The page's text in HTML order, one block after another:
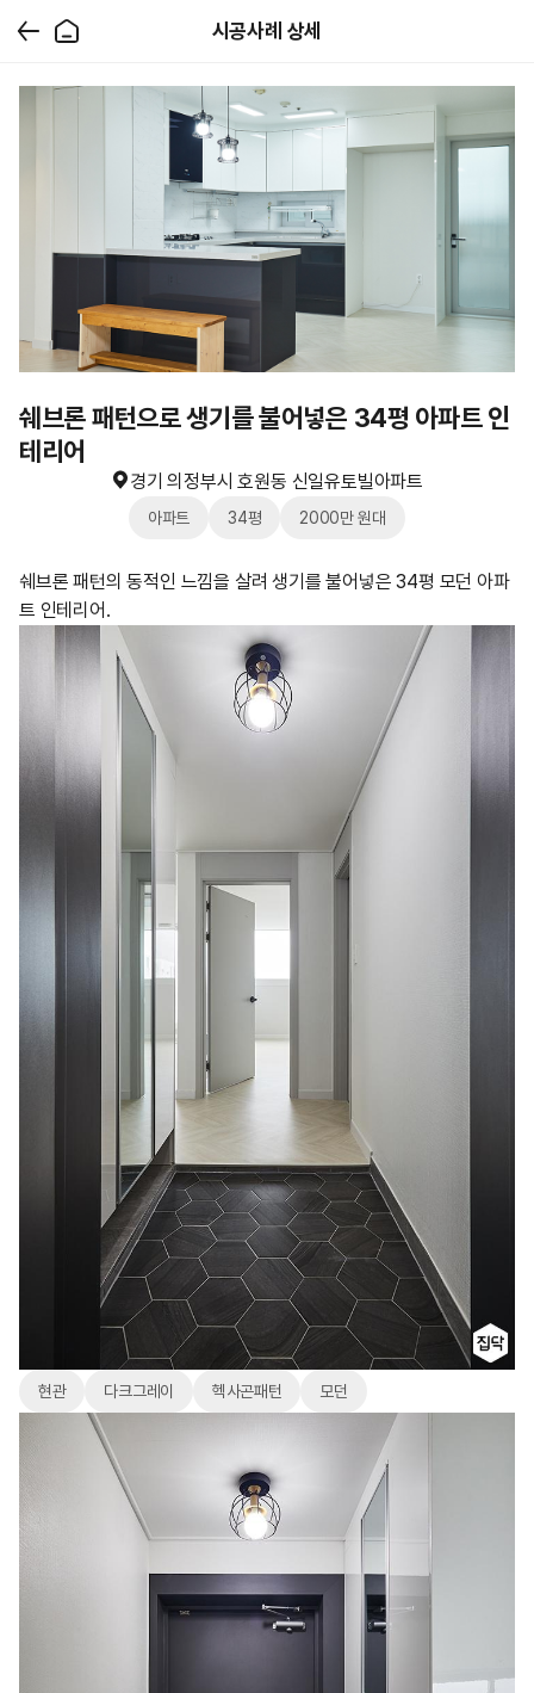
시공사례 상세
쉐브론 패턴으로 생기를 불어넣은 34평 아파트 인
테리어
경기 의정부시 호원동 신일유토빌아파트
아파트 34평 2000만 원대
쉐브론 패턴의 동적인 느낌을 살려 생기를 불어넣은 34평 모던 아파
트 인테리어.
현관 다크그레이 헥사곤패턴 모던